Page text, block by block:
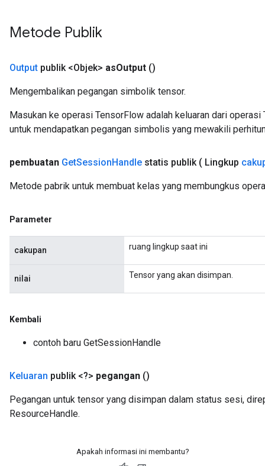
Metode Publik
Output publik <Objek> asOutput ()
Mengembalikan pegangan simbolik tensor.
Masukan ke operasi TensorFlow adalah keluaran dari
untuk mendapatkan pegangan simbolis yang mewakili
pembuatan GetSessionHandle statis publik ( Lingkup
Metode pabrik untuk membuat kelas yang membungkus
Parameter
cakupan ruang lingkup saat ini
nilai Tensor yang akan disimpan.
Kembali
contoh baru GetSessionHandle
Keluaran publik <?> pegangan ()
Pegangan untuk tensor yang disimpan dalam status sesi,
ResourceHandle.
Apakah informasi ini membantu?